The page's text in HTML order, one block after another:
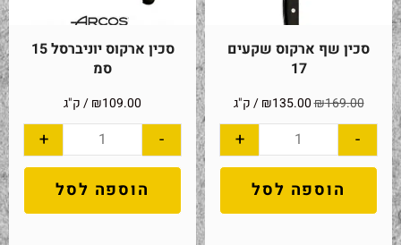
סכין שף ארקוס שקעים
17
₪169.00
₪135.00 / ק"ג
-
+
הוספה לסל
סכין ארקוס יוניברסל 15
סמ
₪109.00 / ק"ג
-
+
הוספה לסל